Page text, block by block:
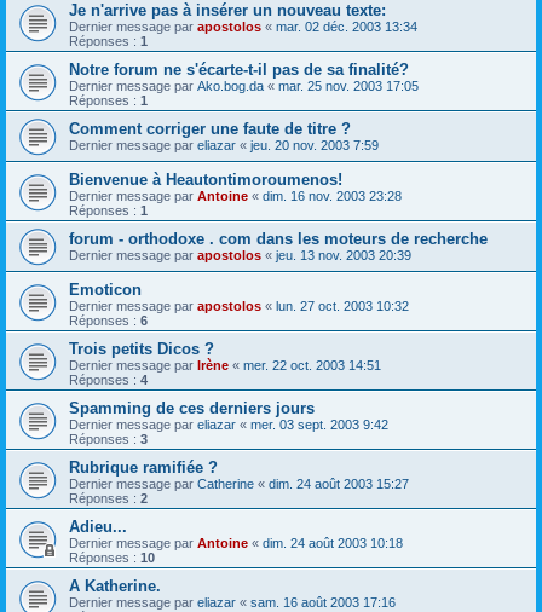
Je n'arrive pas à insérer un nouveau texte:
Dernier message par apostolos « mar. 02 déc. 2003 13:34
Réponses : 1
Notre forum ne s'écarte-t-il pas de sa finalité?
Dernier message par Ako.bog.da « mar. 25 nov. 2003 17:05
Réponses : 1
Comment corriger une faute de titre ?
Dernier message par eliazar « jeu. 20 nov. 2003 7:59
Bienvenue à Heautontimoroumenos!
Dernier message par Antoine « dim. 16 nov. 2003 23:28
Réponses : 1
forum - orthodoxe . com dans les moteurs de recherche
Dernier message par apostolos « jeu. 13 nov. 2003 20:39
Emoticon
Dernier message par apostolos « lun. 27 oct. 2003 10:32
Réponses : 6
Trois petits Dicos ?
Dernier message par Irène « mer. 22 oct. 2003 14:51
Réponses : 4
Spamming de ces derniers jours
Dernier message par eliazar « mer. 03 sept. 2003 9:42
Réponses : 3
Rubrique ramifiée ?
Dernier message par Catherine « dim. 24 août 2003 15:27
Réponses : 2
Adieu...
Dernier message par Antoine « dim. 24 août 2003 10:18
Réponses : 10
A Katherine.
Dernier message par eliazar « sam. 16 août 2003 17:16